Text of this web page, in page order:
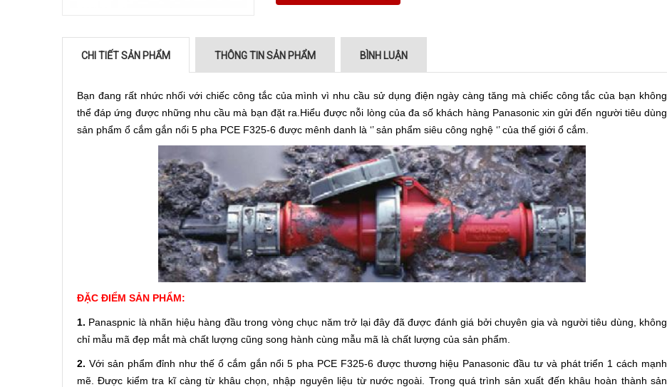
CHI TIẾT SẢN PHẨM THÔNG TIN SẢN PHẨM BÌNH LUẬN
Bạn đang rất nhức nhối với chiếc công tắc của mình vì nhu cầu sử dụng điện ngày càng tăng mà chiếc công tắc của bạn không
thể đáp ứng được những nhu cầu mà bạn đặt ra.Hiểu được nỗi lòng của đa số khách hàng Panasonic xin gửi đến người tiêu dùng
sản phẩm ổ cắm gắn nổi 5 pha PCE F325-6 được mênh danh là ‘’ sản phẩm siêu công nghệ ‘’ của thế giới ổ cắm.
ĐẶC ĐIỂM SẢN PHẨM:
1. Panaspnic là nhãn hiệu hàng đầu trong vòng chục năm trở lại đây đã được đánh giá bởi chuyên gia và người tiêu dùng, không
chỉ mẫu mã đẹp mắt mà chất lượng cũng song hành cùng mẫu mã là chất lượng của sản phẩm.
2. Với sản phẩm đỉnh như thế ổ cắm gắn nổi 5 pha PCE F325-6 được thương hiệu Panasonic đầu tư và phát triển 1 cách mạnh
mẽ. Được kiểm tra kĩ càng từ khâu chọn, nhập nguyên liệu từ nước ngoài. Trong quá trình sản xuất đến khâu hoàn thành sản